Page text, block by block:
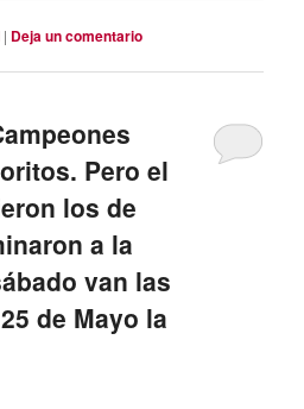
| Deja un comentario
Pero el
los de
a la
van las
de Mayo la